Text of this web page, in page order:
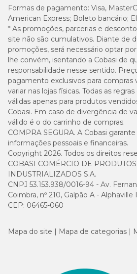
Formas de pagamento: Visa,
American Express; Boleto bancário;
* As promoções, parcerias e
site não são cumulativos. Diante de
promoções, será necessário optar
lhe convém, isentando a Cobasi de
responsabilidade nesse sentido.
pagamento exclusivos para compras
variar nas lojas físicas. Todas as
válidas apenas para produtos
Cobasi. Em caso de divergência de
válido é o do carrinho de compras.
COMPRA SEGURA. A Cobasi
informações pessoais e financeiras.
Copyright 2026. Todos os direitos
COBASI COMÉRCIO DE
INDUSTRIALIZADOS S.A.
CNPJ 53.153.938/0016-94 - Av.
Coimbra, nº 210, Galpão A -
CEP: 06465-060
Mapa do site Mapa de categorias